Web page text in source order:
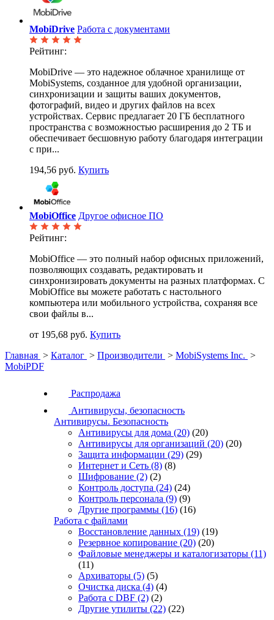
MobiDrive Работа с документами
Рейтинг:
MobiDrive — это надежное облачное хранилище от
MobiSystems, созданное для удобной организации,
синхронизации и защиты ваших документов,
фотографий, видео и других файлов на всех
устройствах. Сервис предлагает 20 ГБ бесплатного
пространства с возможностью расширения до 2 ТБ и
обеспечивает бесшовную работу благодаря интеграции
с при...
194,56 руб. Купить
MobiOffice Другое офисное ПО
Рейтинг:
MobiOffice — это полный набор офисных приложений,
позволяющих создавать, редактировать и
синхронизировать документы на разных платформах. С
MobiOffice вы можете работать с настольного
компьютера или мобильного устройства, сохраняя все
свои файлы в...
от 195,68 руб. Купить
Главная > Каталог > Производители > MobiSystems Inc. >
MobiPDF
Распродажа
Антивирусы, безопасность
Антивирусы. Безопасность
Антивирусы для дома (20) (20)
Антивирусы для организаций (20) (20)
Защита информации (29) (29)
Интернет и Сеть (8) (8)
Шифрование (2) (2)
Контроль доступа (24) (24)
Контроль персонала (9) (9)
Другие программы (16) (16)
Работа с файлами
Восстановление данных (19) (19)
Резервное копирование (20) (20)
Файловые менеджеры и каталогизаторы (11)
(11)
Архиваторы (5) (5)
Очистка диска (4) (4)
Работа с DBF (2) (2)
Другие утилиты (22) (22)